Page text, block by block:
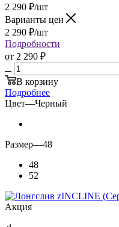
2 290 ₽/шт
Варианты цен
2 290 ₽/шт
Подробности
от 2 290 ₽
В корзину
Подробнее
Цвет—Черный
Размер—48
48
52
Акция